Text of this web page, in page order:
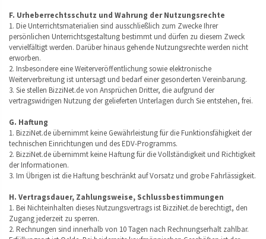
F. Urheberrechtsschutz und Wahrung der Nutzungsrechte
1. Die Unterrichtsmaterialien sind ausschließlich zum Zwecke Ihrer
persönlichen Unterrichtsgestaltung bestimmt und dürfen zu diesem Zweck
vervielfältigt werden. Darüber hinaus gehende Nutzungsrechte werden nicht
erworben.
2. Insbesondere eine Weiterveröffentlichung sowie elektronische
Weiterverbreitung ist untersagt und bedarf einer gesonderten Vereinbarung.
3. Sie stellen BizziNet.de von Ansprüchen Dritter, die aufgrund der
vertragswidrigen Nutzung der gelieferten Unterlagen durch Sie entstehen, frei.
G. Haftung
1. BizziNet.de übernimmt keine Gewährleistung für die Funktionsfähigkeit der
technischen Einrichtungen und des EDV-Programms.
2. BizziNet.de übernimmt keine Haftung für die Vollständigkeit und Richtigkeit
der Informationen.
3. Im Übrigen ist die Haftung beschränkt auf Vorsatz und grobe Fahrlässigkeit.
H. Vertragsdauer, Zahlungsweise, Schlussbestimmungen
1. Bei Nichteinhalten dieses Nutzungsvertrags ist BizziNet.de berechtigt, den
Zugang jederzeit zu sperren.
2. Rechnungen sind innerhalb von 10 Tagen nach Rechnungserhalt zahlbar.